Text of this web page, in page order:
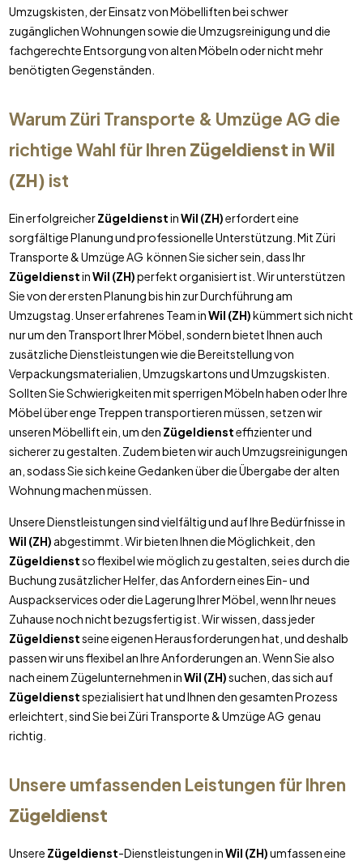
Umzugskisten, der Einsatz von Möbelliften bei schwer
zugänglichen Wohnungen sowie die Umzugsreinigung und die
fachgerechte Entsorgung von alten Möbeln oder nicht mehr
benötigten Gegenständen.
Warum Züri Transporte & Umzüge AG die
richtige Wahl für Ihren Zügeldienst inWil
(ZH) ist
Ein erfolgreicherZügeldienstinWil (ZH)erfordert eine
sorgfältige Planung und professionelle Unterstützung. Mit Züri
Transporte & Umzüge AG können Sie sicher sein, dass Ihr
ZügeldienstinWil (ZH)perfekt organisiert ist. Wir unterstützen
Sie von der ersten Planung bis hin zur Durchführung am
Umzugstag. Unser erfahrenes Team inWil (ZH)kümmert sich nicht
nur um den Transport Ihrer Möbel, sondern bietet Ihnen auch
zusätzliche Dienstleistungen wie die Bereitstellung von
Verpackungsmaterialien, Umzugskartons und Umzugskisten.
Sollten Sie Schwierigkeiten mit sperrigen Möbeln haben oder Ihre
Möbel über enge Treppen transportieren müssen, setzen wir
unseren Möbellift ein, um den Zügeldiensteffizienter und
sicherer zu gestalten. Zudem bieten wir auch Umzugsreinigungen
an, sodass Sie sich keine Gedanken über die Übergabe der alten
Wohnung machen müssen.
Unsere Dienstleistungen sind vielfältig und auf Ihre Bedürfnisse in
Wil (ZH) abgestimmt. Wir bieten Ihnen die Möglichkeit, den
Zügeldienstso flexibel wie möglich zu gestalten, sei es durch die
Buchung zusätzlicher Helfer, das Anfordern eines Ein- und
Auspackservices oder die Lagerung Ihrer Möbel, wenn Ihr neues
Zuhause noch nicht bezugsfertig ist. Wir wissen, dass jeder
Zügeldienstseine eigenen Herausforderungen hat, und deshalb
passen wir uns flexibel an Ihre Anforderungen an. Wenn Sie also
nach einem Zügelunternehmen inWil (ZH)suchen, das sich auf
Zügeldienstspezialisiert hat und Ihnen den gesamten Prozess
erleichtert, sind Sie bei Züri Transporte & Umzüge AG genau
richtig.
Unsere umfassenden Leistungen für Ihren
Zügeldienst
Unsere Zügeldienst-Dienstleistungen inWil (ZH)umfassen eine